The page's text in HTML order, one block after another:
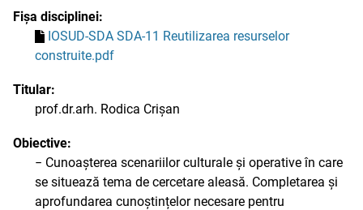
Fișa disciplinei:
IOSUD-SDA SDA-11 Reutilizarea resurselor
construite.pdf
Titular:
prof.dr.arh. Rodica Crișan
Obiective:
− Cunoașterea scenariilor culturale și operative în care
se situează tema de cercetare aleasă. Completarea și
aprofundarea cunoștințelor necesare pentru